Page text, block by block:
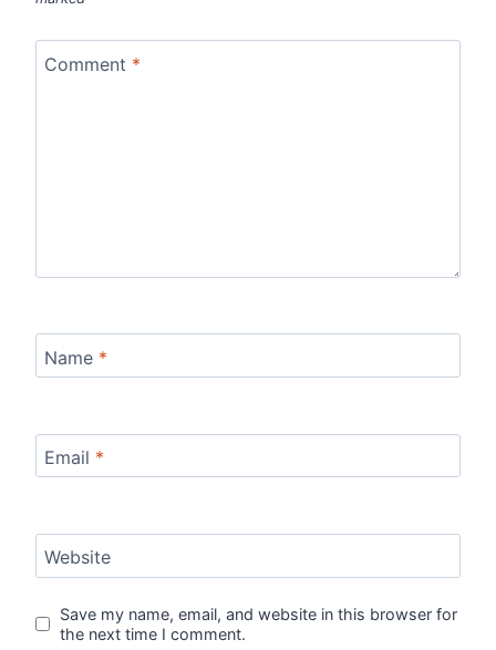
Comment *
Name *
Email *
Website
Save my name, email, and website in this browser for
the next time I comment.